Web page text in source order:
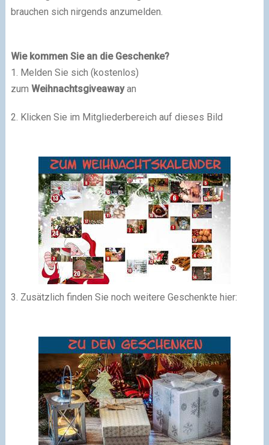
brauchen sich nirgends anzumelden.
Wie kommen Sie an die Geschenke?
1. Melden Sie sich (kostenlos)
zum Weihnachtsgiveawayan
2. Klicken Sie im Mitgliederbereich auf dieses Bild
3. Zusätzlich finden Sie noch weitere Geschenkte hier: